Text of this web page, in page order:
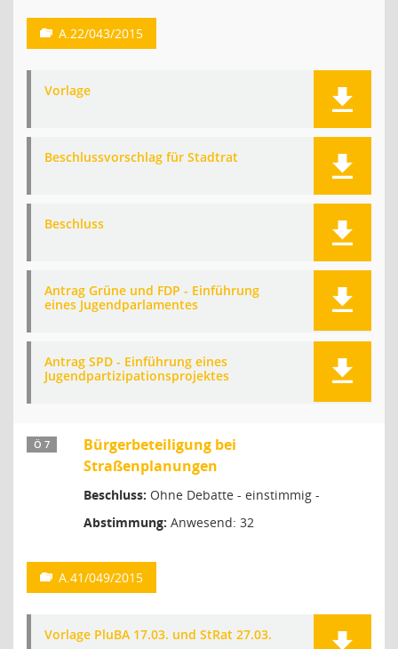
A.22/043/2015
Vorlage
Beschlussvorschlag für Stadtrat
Beschluss
Antrag Grüne und FDP - Einführung
eines Jugendparlamentes
Antrag SPD - Einführung eines
Jugendpartizipationsprojektes
Ö 7
Bürgerbeteiligung bei
Straßenplanungen
Beschluss: Ohne Debatte - einstimmig -
Abstimmung: Anwesend: 32
A.41/049/2015
Vorlage PluBA 17.03. und StRat 27.03.